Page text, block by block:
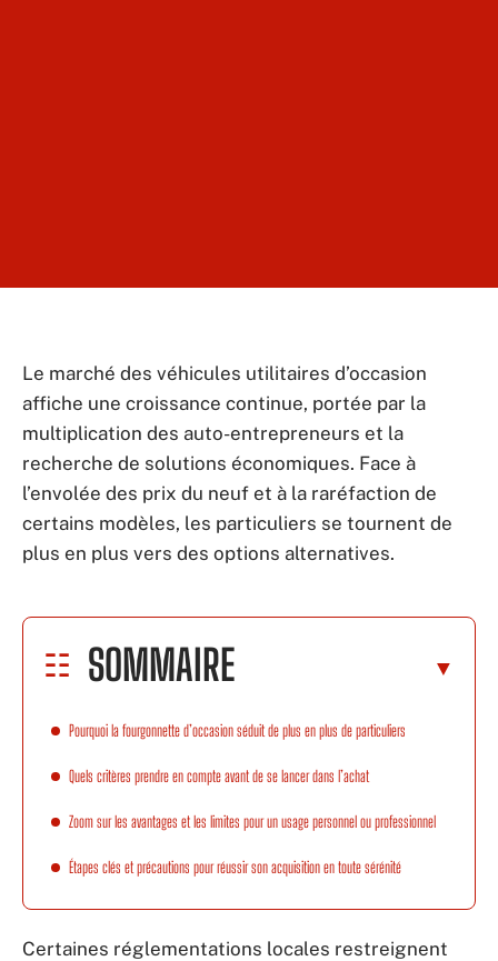
Le marché des véhicules utilitaires d’occasion
affiche une croissance continue, portée par la
multiplication des auto-entrepreneurs et la
recherche de solutions économiques. Face à
l’envolée des prix du neuf et à la raréfaction de
certains modèles, les particuliers se tournent de
plus en plus vers des options alternatives.
SOMMAIRE
Pourquoi la fourgonnette d’occasion séduit de plus en plus de particuliers
Quels critères prendre en compte avant de se lancer dans l’achat
Zoom sur les avantages et les limites pour un usage personnel ou professionnel
Étapes clés et précautions pour réussir son acquisition en toute sérénité
Certaines réglementations locales restreignent